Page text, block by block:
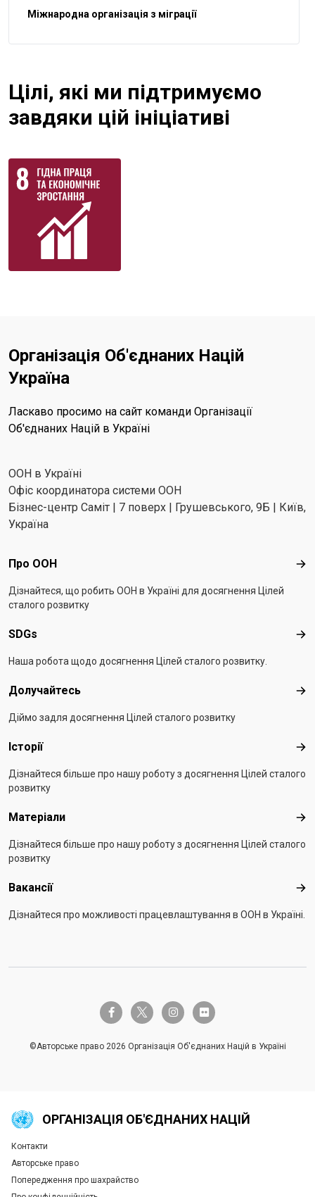
Міжнародна організація з міграції
Цілі, які ми підтримуємо
завдяки цій ініціативі
Організація Об'єднаних Націй
Україна
Ласкаво просимо на сайт команди Організації
Об'єднаних Націй в Україні
ООН в Україні
Офіс координатора системи ООН
Бізнес-центр Саміт | 7 поверх | Грушевського, 9Б | Київ,
Україна
Footer menu
Про ООН
Дізнайтеся, що робить ООН в Україні для досягнення Цілей
сталого розвитку
SDGs
Наша робота щодо досягнення Цілей сталого розвитку.
Долучайтесь
Діймо задля досягнення Цілей сталого розвитку
Історії
Дізнайтеся більше про нашу роботу з досягнення Цілей сталого
розвитку
Матеріали
Дізнайтеся більше про нашу роботу з досягнення Цілей сталого
розвитку
Вакансії
Дізнайтеся про можливості працевлаштування в ООН в Україні.
facebook-ftwitter-x instagramflickr
©Авторське право 2026 Організація Об'єднаних Націй в Україні
ОРГАНІЗАЦІЯ ОБ'ЄДНАНИХ НАЦІЙ
Global U.N. menu
Контакти
Авторське право
Попередження про шахрайство